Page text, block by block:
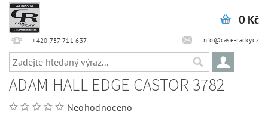
+420 737 711 637 info@case-racky.cz
0 Kč
ADAM HALL EDGE CASTOR 3782
Neohodnoceno